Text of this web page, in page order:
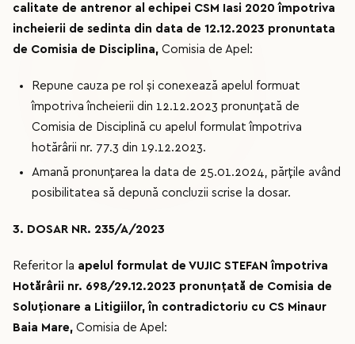
calitate de antrenor al echipei CSM Iasi 2020 împotriva
incheierii de sedinta din data de 12.12.2023 pronuntata
de Comisia de Disciplina, Comisia de Apel:
Repune cauza pe rol și conexează apelul formuat
împotriva încheierii din 12.12.2023 pronunțată de
Comisia de Disciplină cu apelul formulat împotriva
hotărârii nr. 77.3 din 19.12.2023.
Amană pronunțarea la data de 25.01.2024, părțile având
posibilitatea să depună concluzii scrise la dosar.
3. DOSAR NR. 235/A/2023
Referitor la apelul formulat de VUJIC STEFAN împotriva
Hotărârii nr. 698/29.12.2023 pronunțată de Comisia de
Soluționare a Litigiilor, în contradictoriu cu CS Minaur
Baia Mare, Comisia de Apel: